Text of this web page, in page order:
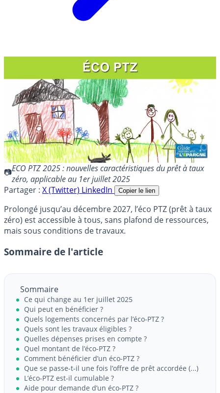
ECO PTZ 2025 : nouvelles caractéristiques du prêt à taux
zéro, applicable au 1er juillet 2025
Partager : X (Twitter) LinkedIn Copier le lien
Prolongé jusqu’au décembre 2027, l’éco PTZ (prêt à taux
zéro) est accessible à tous, sans plafond de ressources,
mais sous conditions de travaux.
Sommaire de l'article
Sommaire
Ce qui change au 1er juillet 2025
Qui peut en bénéficier ?
Quels logements concernés par l’éco-PTZ ?
Quels sont les travaux éligibles ?
Quelles dépenses prises en compte ?
Quel montant de l’éco-PTZ ?
Comment bénéficier d’un éco-PTZ ?
Que se passe-t-il une fois l’offre de prêt accordée (...)
L’éco-PTZ est-il cumulable ?
Aide pour demande d’un éco-PTZ ?